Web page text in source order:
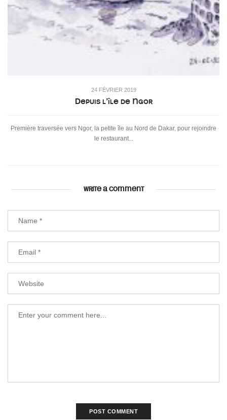
24 FÉVRIER 2019
Depuis l’île de Ngor
Première traversée vers Ngor, la petite île au Nord de Dakar, pour rejoindre
le restaurant...
WRITE A COMMENT